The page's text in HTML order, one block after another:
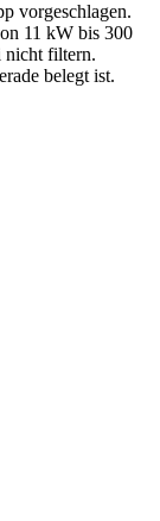
vorgeschlagen.
11 kW bis 300
nicht filtern.
belegt ist.